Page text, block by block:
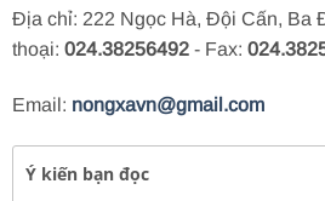
Địa chỉ: 222 Ngọc Hà, Đội Cấn, Ba
thoại: 024.38256492 - Fax:
Email: nongxavn@gmail.com
Ý kiến bạn đọc